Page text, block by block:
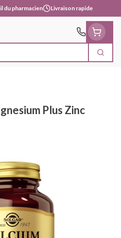
du pharmacien Livraison rapide
Plus Zinc